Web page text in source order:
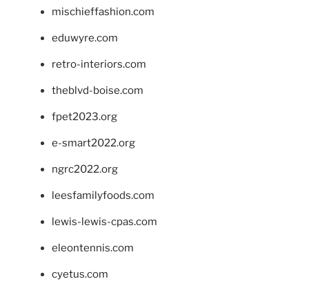
mischieffashion.com
eduwyre.com
retro-interiors.com
theblvd-boise.com
fpet2023.org
e-smart2022.org
ngrc2022.org
leesfamilyfoods.com
lewis-lewis-cpas.com
eleontennis.com
cyetus.com